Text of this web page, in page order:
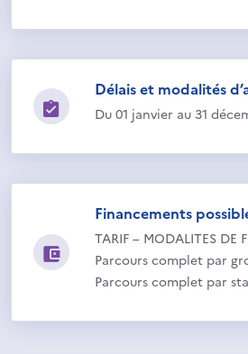
Délais et modalités
Du 01 janvier au 31
Financements
TARIF – MODALITES DE
Parcours complet par
Parcours complet par